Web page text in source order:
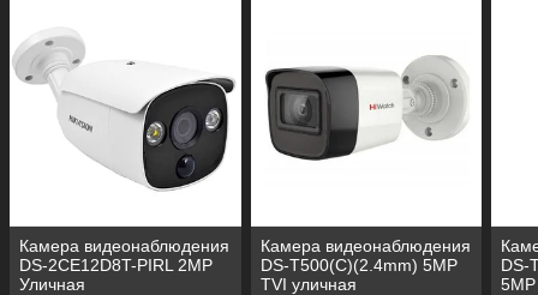
Камера видеонаблюдения
DS-2CE12D8T-PIRL 2MP
Уличная
Камера видеонаблюдения
DS-T500(C)(2.4mm) 5MP
TVI уличная
DS-